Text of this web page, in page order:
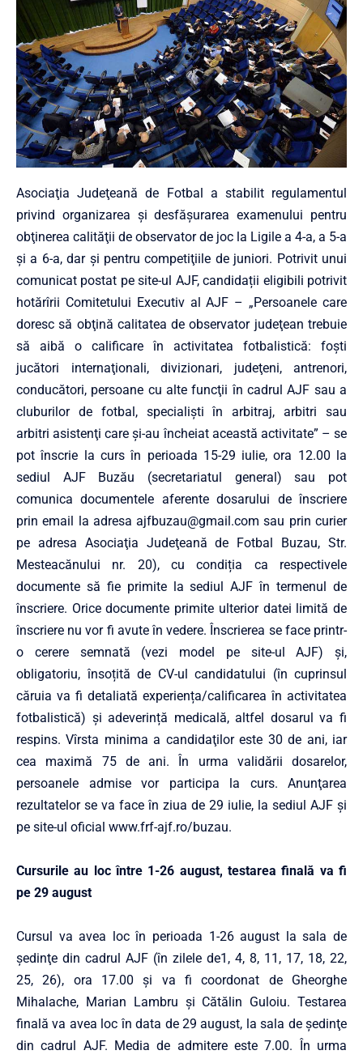
Asociaţia Judeţeană de Fotbal a stabilit regulamentul
privind organizarea şi desfăşurarea examenului pentru
obţinerea calităţii de observator de joc la Ligile a 4-a, a 5-a
şi a 6-a, dar şi pentru competiţiile de juniori. Potrivit unui
comunicat postat pe site-ul AJF, candidații eligibili potrivit
hotărîrii Comitetului Executiv al AJF – „Persoanele care
doresc să obţină calitatea de observator judeţean trebuie
să aibă o calificare în activitatea fotbalistică: foşti
jucători internaţionali, divizionari, judeţeni, antrenori,
conducători, persoane cu alte funcţii în cadrul AJF sau a
cluburilor de fotbal, specialişti în arbitraj, arbitri sau
arbitri asistenţi care şi-au încheiat această activitate” – se
pot înscrie la curs în perioada 15-29 iulie, ora 12.00 la
sediul AJF Buzău (secretariatul general) sau pot
comunica documentele aferente dosarului de înscriere
prin email la adresa ajfbuzau@gmail.com sau prin curier
pe adresa Asociaţia Judeţeană de Fotbal Buzau, Str.
Mesteacănului nr. 20), cu condiția ca respectivele
documente să fie primite la sediul AJF în termenul de
înscriere. Orice documente primite ulterior datei limită de
înscriere nu vor fi avute în vedere. Înscrierea se face printr-
o cerere semnată (vezi model pe site-ul AJF) și,
obligatoriu, însoțită de CV-ul candidatului (în cuprinsul
căruia va fi detaliată experiența/calificarea în activitatea
fotbalistică) și adeverință medicală, altfel dosarul va fi
respins. Vîrsta minima a candidaţilor este 30 de ani, iar
cea maximă 75 de ani. În urma validării dosarelor,
persoanele admise vor participa la curs. Anunţarea
rezultatelor se va face în ziua de 29 iulie, la sediul AJF şi
pe site-ul oficial www.frf-ajf.ro/buzau.
Cursurile au loc între 1-26 august, testarea finală va fi
pe 29 august
Cursul va avea loc în perioada 1-26 august la sala de
şedinţe din cadrul AJF (în zilele de1, 4, 8, 11, 17, 18, 22,
25, 26), ora 17.00 şi va fi coordonat de Gheorghe
Mihalache, Marian Lambru şi Cătălin Guloiu. Testarea
finală va avea loc în data de 29 august, la sala de şedinţe
din cadrul AJF. Media de admitere este 7.00. În urma